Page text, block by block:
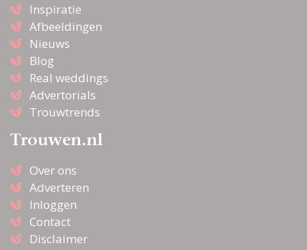
Inspiratie
Afbeeldingen
Nieuws
Blog
Real weddings
Advertorials
Trouwtrends
Trouwen.nl
Over ons
Adverteren
Inloggen
Contact
Disclaimer